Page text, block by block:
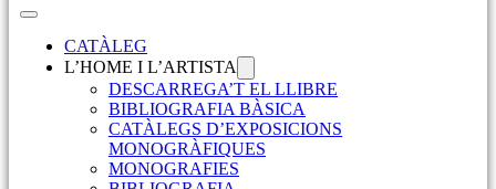
CATÀLEG
L’HOME I L’ARTISTA
DESCARREGA’T EL LLIBRE
BIBLIOGRAFIA BÀSICA
CATÀLEGS D’EXPOSICIONS
MONOGRÀFIQUES
MONOGRAFIES